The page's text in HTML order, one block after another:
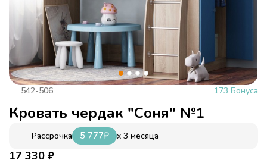
542-506 173 Бонуса
Кровать чердак "Соня" №1
Рассрочка 5 777₽ x 3 месяца
17 330 ₽